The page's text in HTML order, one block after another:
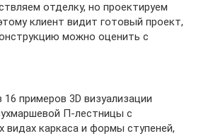
отделку, но проектируем
клиент видит готовый проект,
можно оценить с
примеров 3D визуализации
П-лестницы с
видах каркаса и формы ступеней,